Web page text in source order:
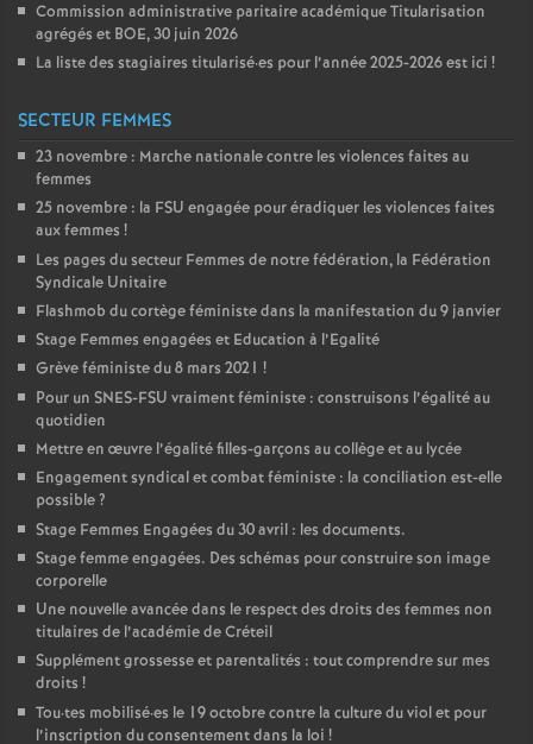
Commission administrative paritaire académique Titularisation
agrégés et BOE, 30 juin 2026
La liste des stagiaires titularisé·es pour l’année 2025-2026 est ici !
SECTEUR FEMMES
23 novembre : Marche nationale contre les violences faites au
femmes
25 novembre : la FSU engagée pour éradiquer les violences faites
aux femmes !
Les pages du secteur Femmes de notre fédération, la Fédération
Syndicale Unitaire
Flashmob du cortège féministe dans la manifestation du 9 janvier
Stage Femmes engagées et Education à l’Egalité
Grève féministe du 8 mars 2021 !
Pour un SNES-FSU vraiment féministe : construisons l’égalité au
quotidien
Mettre en œuvre l’égalité filles-garçons au collège et au lycée
Engagement syndical et combat féministe : la conciliation est-elle
possible?
Stage Femmes Engagées du 30 avril : les documents.
Stage femme engagées. Des schémas pour construire son image
corporelle
Une nouvelle avancée dans le respect des droits des femmes non
titulaires de l’académie de Créteil
Supplément grossesse et parentalités : tout comprendre sur mes
droits !
Tou·tes mobilisé·es le 19 octobre contre la culture du viol et pour
l’inscription du consentement dans la loi !